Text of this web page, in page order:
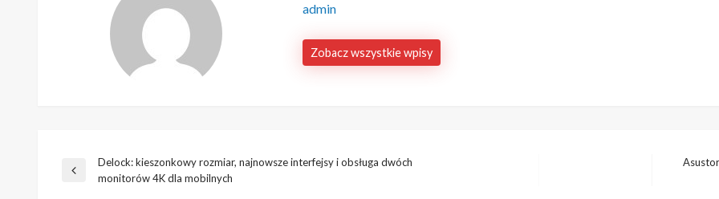
admin
Zobacz wszystkie wpisy
Nawigacja
Poprzedni
Delock: kieszonkowy rozmiar, najnowsze interfejsy i obsługa dwóch
monitorów 4K dla mobilnych